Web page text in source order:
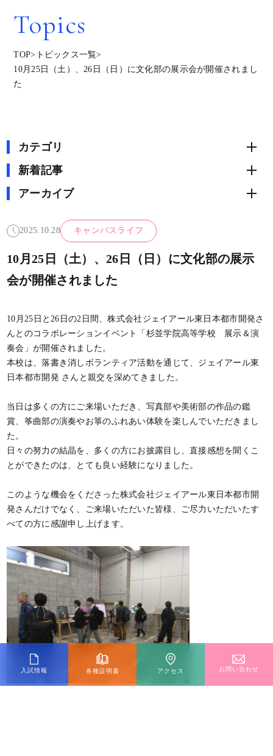
Topics
TOP> トピックス一覧>
10月25日（土）、26日（日）に文化部の展示会が開催されまし
た
2025.10.28 キャンパスライフ
10月25日（土）、26日（日）に文化部の展示
会が開催されました
10月25日と26日の2日間、株式会社ジェイアール東日本都市開発さ
んとのコラボレーションイベント「杉並学院高等学校 展示＆演
奏会」が開催されました。
本校は、落書き消しボランティア活動を通じて、ジェイアール東
日本都市開発 さんと親交を深めてきました。
当日は多くの方にご来場いただき、写真部や美術部の作品の鑑
賞、筝曲部の演奏やお箏のふれあい体験を楽しんでいただきまし
た。
日々の努力の結晶を、多くの方にお披露目し、直接感想を聞くこ
とができたのは、とても良い経験になりました。
このような機会をくださった株式会社ジェイアール東日本都市開
発さんだけでなく、ご来場いただいた皆様、ご尽力いただいたす
べての方に感謝申し上げます。
カテゴリ
新着記事
アーカイブ
入試情報 各種証明書 アクセス お問い合わせ